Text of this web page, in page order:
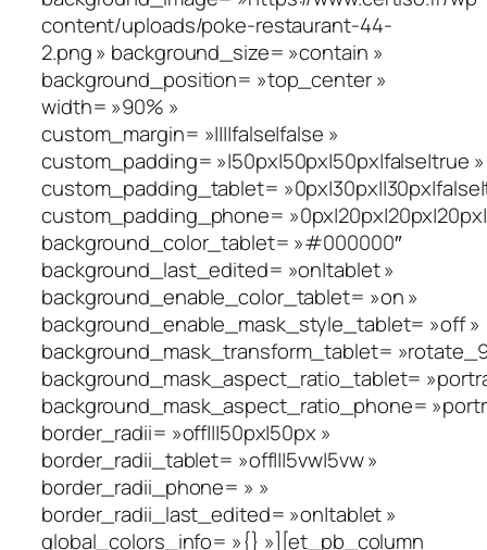
content/uploads/poke-restaurant-44-
2.png » background_size= »contain »
background_position= »top_center »
width= »90% »
custom_margin= »||||false|false »
custom_padding= »|50px|50px|50px|false|true »
custom_padding_tablet=
custom_padding_phone=
background_color_tablet= »#000000″
background_last_edited= »on|tablet »
background_enable_color_tablet= »on »
background_enable_mask_style_tablet= »off »
background_mask_transform_tablet=
background_mask_aspect_ratio_tablet=
background_mask_aspect_ratio_phone=
border_radii= »off|||50px|50px »
border_radii_tablet= »off|||5vw|5vw »
border_radii_phone= » »
border_radii_last_edited= »on|tablet »
global_colors_info= »{} »][et_pb_column